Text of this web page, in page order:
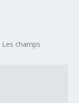
Les champs